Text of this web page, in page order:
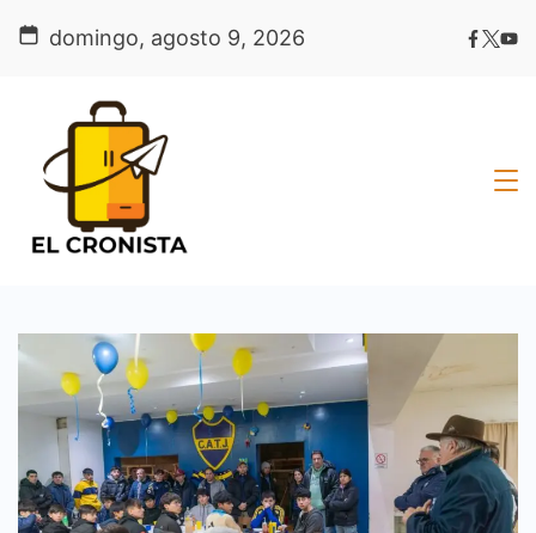
domingo, agosto 9, 2026